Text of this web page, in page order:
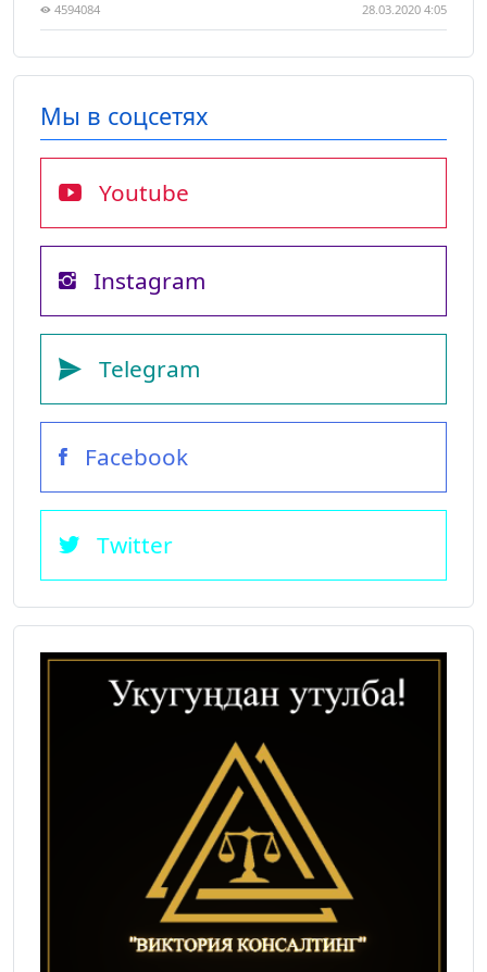
4594084 28.03.2020 4:05
Мы в соцсетях
Youtube
Instagram
Telegram
Facebook
Twitter